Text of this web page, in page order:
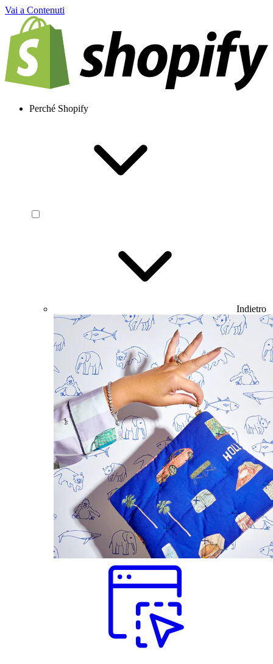
Vai a Contenuti
Perché Shopify
Indietro